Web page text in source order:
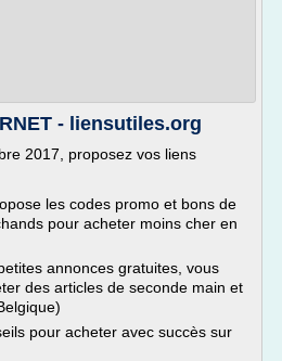
- liensutiles.org
2017, proposez vos liens
les codes promo et bons de
pour acheter moins cher en
annonces gratuites, vous
des articles de seconde main et
pour acheter avec succès sur